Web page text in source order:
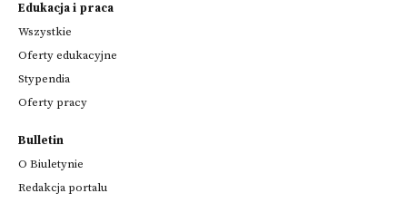
Edukacja i praca
Wszystkie
Oferty edukacyjne
Stypendia
Oferty pracy
Bulletin
O Biuletynie
Redakcja portalu